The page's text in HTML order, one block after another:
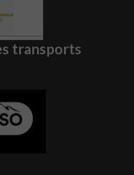
transports